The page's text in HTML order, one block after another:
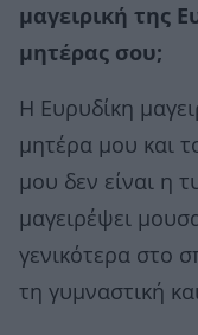
μαγειρική της
μητέρας σου;
Η Ευρυδίκη
μητέρα μου και
μου δεν είναι η
μαγειρέψει
γενικότερα στο
τη γυμναστική